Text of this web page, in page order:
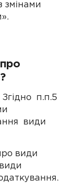
змінами
Згідно п.п.5
види
види